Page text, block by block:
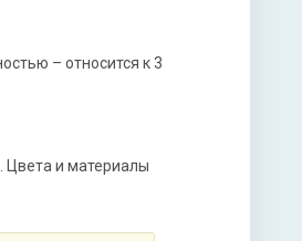
2-х оборотный
(на выбор)
– относится к 3
и материалы